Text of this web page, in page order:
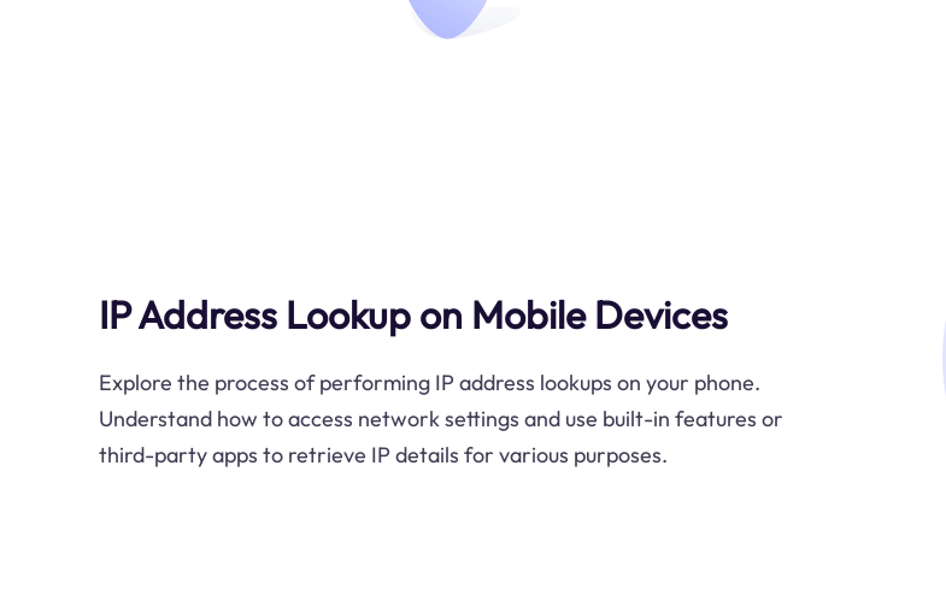
IP Address Lookup on Mobile Devices
Explore the process of performing IP address lookups on your phone.
Understand how to access network settings and use built-in features or
third-party apps to retrieve IP details for various purposes.